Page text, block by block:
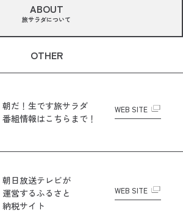
ABOUT
旅サラダについて
OTHER
朝だ！生です旅サラダ
番組情報はこちらまで！
WEB SITE
朝日放送テレビが
運営するふるさと
納税サイト
WEB SITE